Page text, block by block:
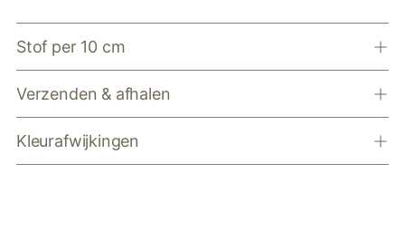
Stof per 10 cm
Verzenden & afhalen
Kleurafwijkingen